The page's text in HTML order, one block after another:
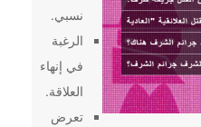
نسبي.
الرغبة
في إنهاء
العلاقة.
تعرض